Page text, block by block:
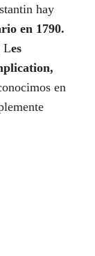
hay
en 1790.
Les
en